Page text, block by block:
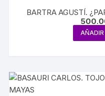
BARTRA AGUSTÍ.